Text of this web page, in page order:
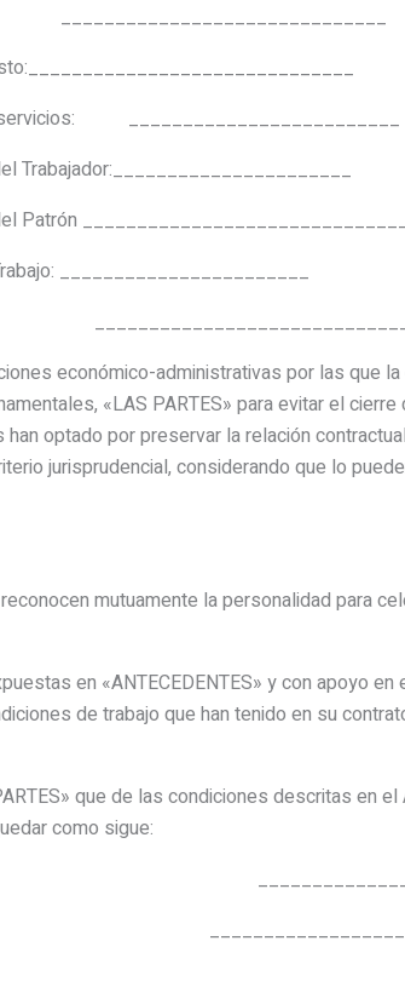
servicios: _________________________
Trabajador:______________________
Patrón
_______________________
económico-administrativas por las que
«LAS PARTES» para evitar el
optado por preservar la relación
jurisprudencial, considerando que lo
mutuamente la personalidad para
en «ANTECEDENTES» y con apoyo
de trabajo que han tenido en su
que de las condiciones descritas en
como sigue: